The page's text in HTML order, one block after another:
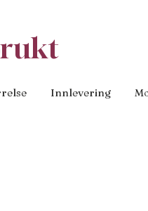
Innlevering